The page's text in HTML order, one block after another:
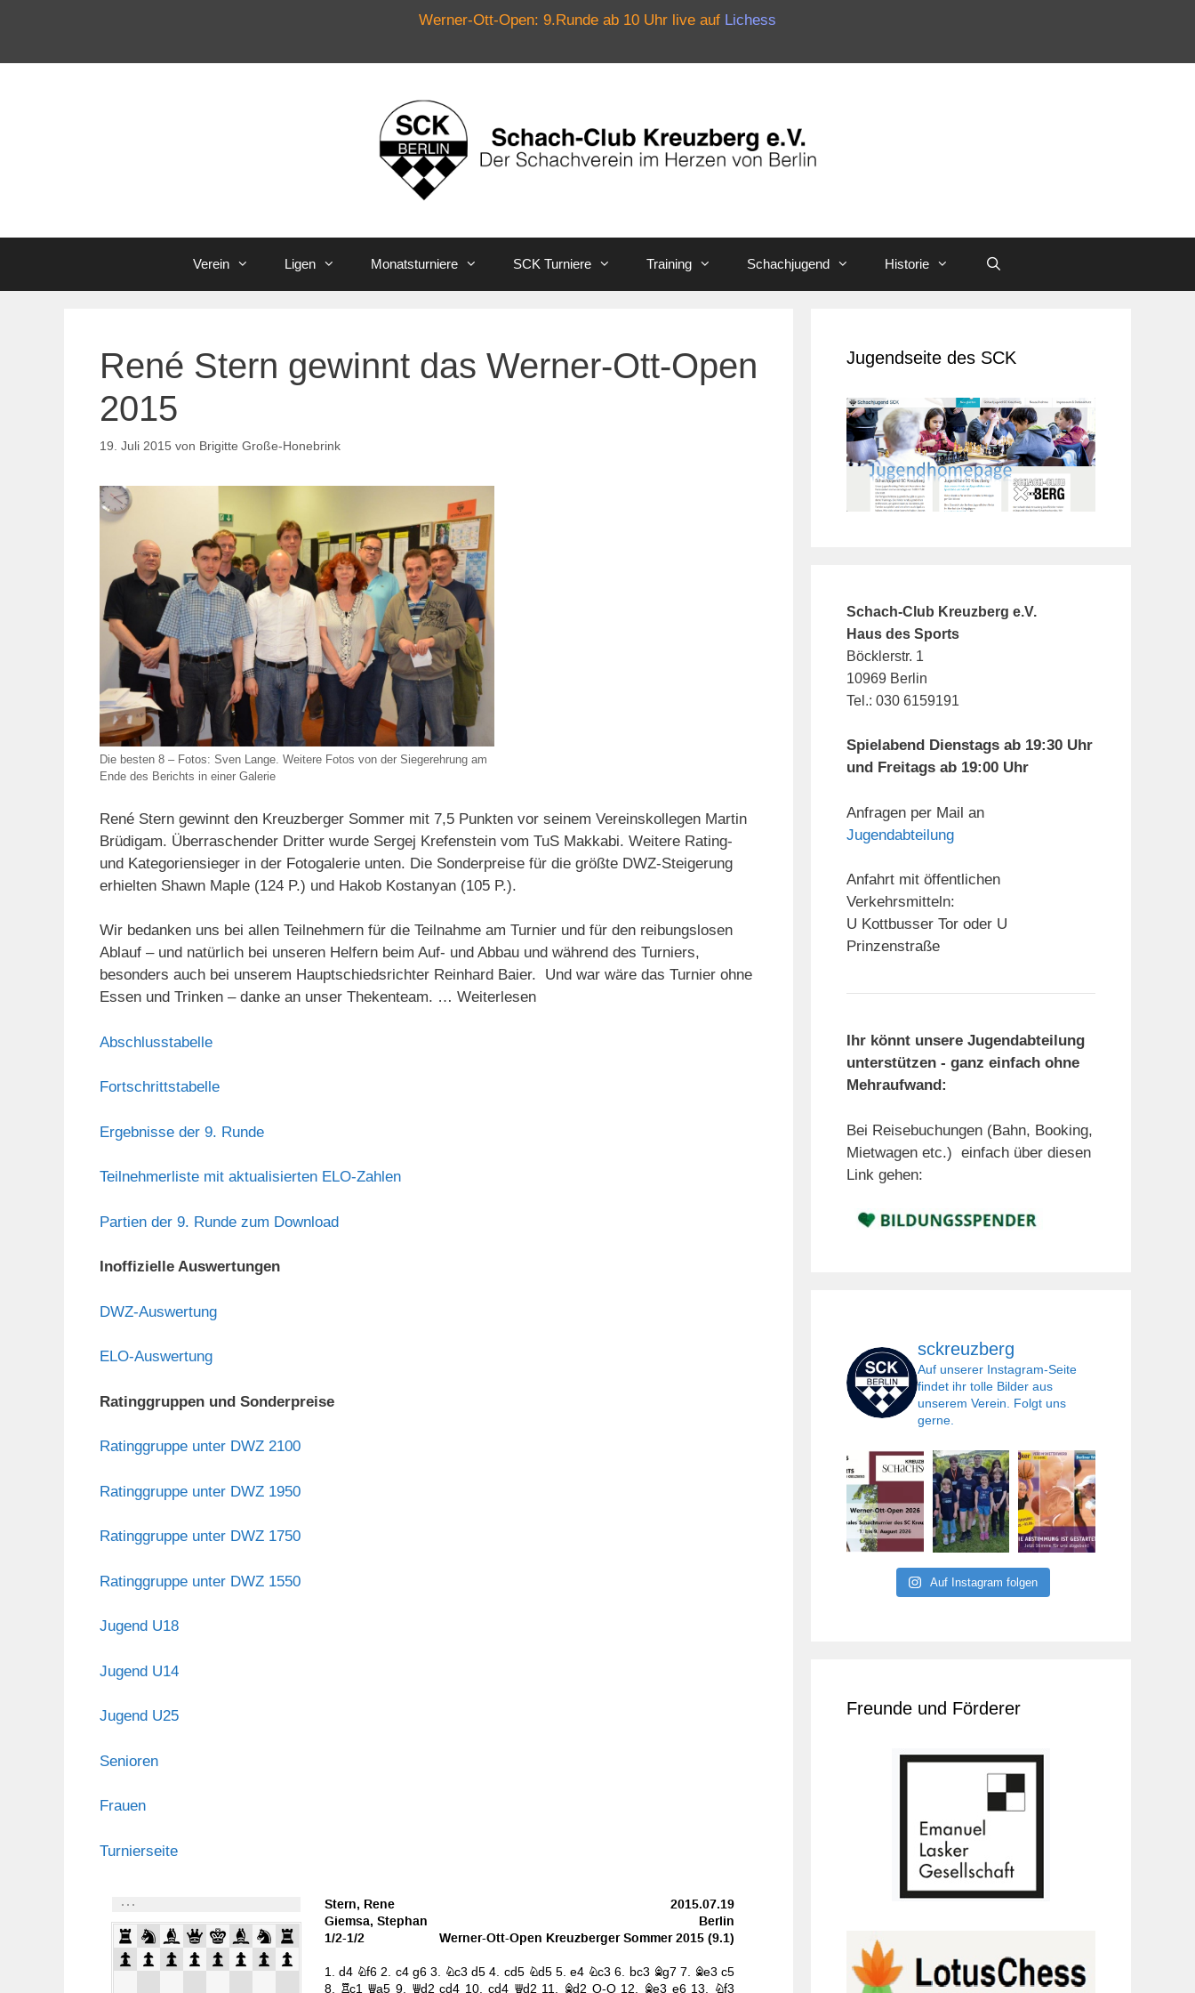
Werner-Ott-Open: 9.Runde ab 10 Uhr live auf Lichess
Verein Ligen Monatsturniere SCK Turniere Training Schachjugend Historie
René Stern gewinnt das Werner-Ott-Open
2015
19. Juli 2015 von Brigitte Große-Honebrink
Die besten 8 – Fotos: Sven Lange. Weitere Fotos von der Siegerehrung am
Ende des Berichts in einer Galerie
René Stern gewinnt den Kreuzberger Sommer mit 7,5 Punkten vor seinem Vereinskollegen Martin
Brüdigam. Überraschender Dritter wurde Sergej Krefenstein vom TuS Makkabi. Weitere Rating-
und Kategoriensieger in der Fotogalerie unten. Die Sonderpreise für die größte DWZ-Steigerung
erhielten Shawn Maple (124 P.) und Hakob Kostanyan (105 P.).
Wir bedanken uns bei allen Teilnehmern für die Teilnahme am Turnier und für den reibungslosen
Ablauf – und natürlich bei unseren Helfern beim Auf- und Abbau und während des Turniers,
besonders auch bei unserem Hauptschiedsrichter Reinhard Baier. Und war wäre das Turnier ohne
Essen und Trinken – danke an unser Thekenteam. … Weiterlesen
Abschlusstabelle
Fortschrittstabelle
Ergebnisse der 9. Runde
Teilnehmerliste mit aktualisierten ELO-Zahlen
Partien der 9. Runde zum Download
Inoffizielle Auswertungen
DWZ-Auswertung
ELO-Auswertung
Ratinggruppen und Sonderpreise
Ratinggruppe unter DWZ 2100
Ratinggruppe unter DWZ 1950
Ratinggruppe unter DWZ 1750
Ratinggruppe unter DWZ 1550
Jugend U18
Jugend U14
Jugend U25
Senioren
Frauen
Turnierseite
Jugendseite des SCK
Schach-Club Kreuzberg e.V.
Haus des Sports
Böcklerstr. 1
10969 Berlin
Tel.: 030 6159191
Spielabend Dienstags ab 19:30 Uhr
und Freitags ab 19:00 Uhr
Anfragen per Mail an
Jugendabteilung
Anfahrt mit öffentlichen
Verkehrsmitteln:
U Kottbusser Tor oder U
Prinzenstraße
Ihr könnt unsere Jugendabteilung
unterstützen - ganz einfach ohne
Mehraufwand:
Bei Reisebuchungen (Bahn, Booking,
Mietwagen etc.) einfach über diesen
Link gehen:
sckreuzberg
Auf unserer Instagram-Seite
findet ihr tolle Bilder aus
unserem Verein. Folgt uns
gerne.
Auf Instagram folgen
Freunde und Förderer